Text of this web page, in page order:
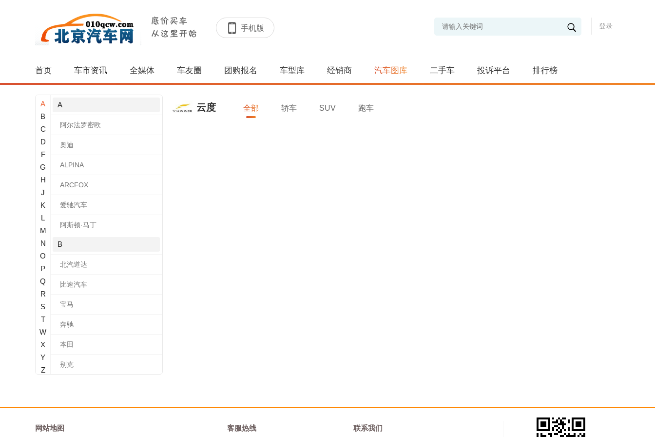
手机版 登录
首页 车市资讯 全媒体 车友圈 团购报名 车型库 经销商 汽车图库 二手车 投诉平台 排行榜
A
B
C
D
F
G
H
J
K
L
M
N
O
P
Q
R
S
T
W
X
Y
Z
A
阿尔法罗密欧
奥迪
ALPINA
ARCFOX
爱驰汽车
阿斯顿·马丁
B
北汽道达
比速汽车
宝马
奔驰
本田
别克
宝沃
云度 全部 轿车 SUV 跑车
网站地图 客服热线 联系我们